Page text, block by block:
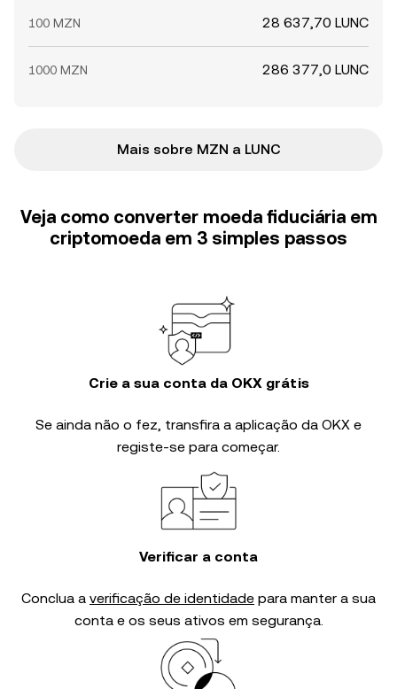
100 MZN 28 637,70 LUNC
1000 MZN 286 377,0 LUNC
Mais sobre MZN a LUNC
Veja como converter moeda fiduciária em
criptomoeda em 3 simples passos
Crie a sua conta da OKX grátis
Se ainda não o fez, transfira a aplicação da OKX e
registe-se para começar.
Verificar a conta
Conclua a verificação de identidade para manter a sua
conta e os seus ativos em segurança.